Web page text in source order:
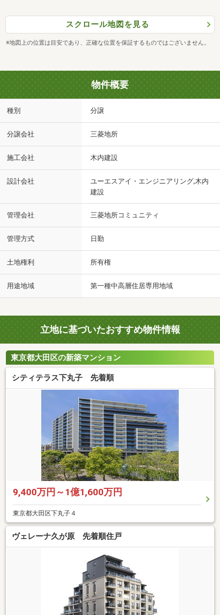
スクロール地図を見る
※地図上の位置は目安であり、正確な位置を保証するものではございません。
物件概要
種別 分譲
分譲会社 三菱地所
施工会社 木内建設
設計会社
ユーエスアイ・エンジニアリング,木内
建設
管理会社 三菱地所コミュニティ
管理方式 日勤
土地権利 所有権
用途地域 第一種中高層住居専用地域
立地に基づいたおすすめ物件情報
東京都大田区の新築マンション
シティテラス下丸子 先着順
9,400万円～1億1,600万円
東京都大田区下丸子４
ヴェレーナ久が原 先着順住戸